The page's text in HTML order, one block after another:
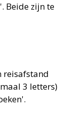
'. Beide zijn te
reisafstand
3 letters)